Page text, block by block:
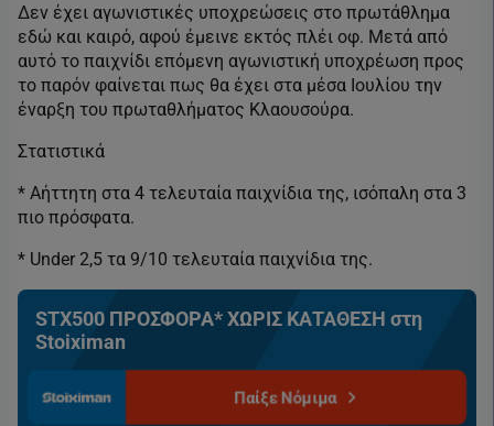
Δεν έχει αγωνιστικές υποχρεώσεις στο πρωτάθλημα
εδώ και καιρό, αφού έμεινε εκτός πλέι οφ. Μετά από
αυτό το παιχνίδι επόμενη αγωνιστική υποχρέωση προς
το παρόν φαίνεται πως θα έχει στα μέσα Ιουλίου την
έναρξη του πρωταθλήματος Κλαουσούρα.
Στατιστικά
* Αήττητη στα 4 τελευταία παιχνίδια της, ισόπαλη στα 3
πιο πρόσφατα.
* Under 2,5 τα 9/10 τελευταία παιχνίδια της.
STX500 ΠΡΟΣΦΟΡΑ* ΧΩΡΙΣ ΚΑΤΑΘΕΣΗ στη
Stoiximan
Παίξε Νόμιμα